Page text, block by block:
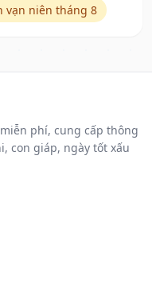
vạn niên tháng 8
phí, cung cấp thông
con giáp, ngày tốt xấu